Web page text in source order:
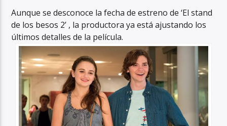
Aunque se desconoce la fecha de estreno de ‘El stand
de los besos 2’ , la productora ya está ajustando los
últimos detalles de la película.